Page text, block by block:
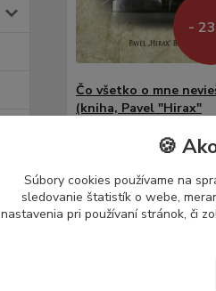
-
Čo všetko o mne
(kniha, Pavel "Hirax"
9,51 €bez DPH
1
🍪
Súbory cookies používame na
sledovanie štatistík o webe,
nastavenia pri používaní stránok, či